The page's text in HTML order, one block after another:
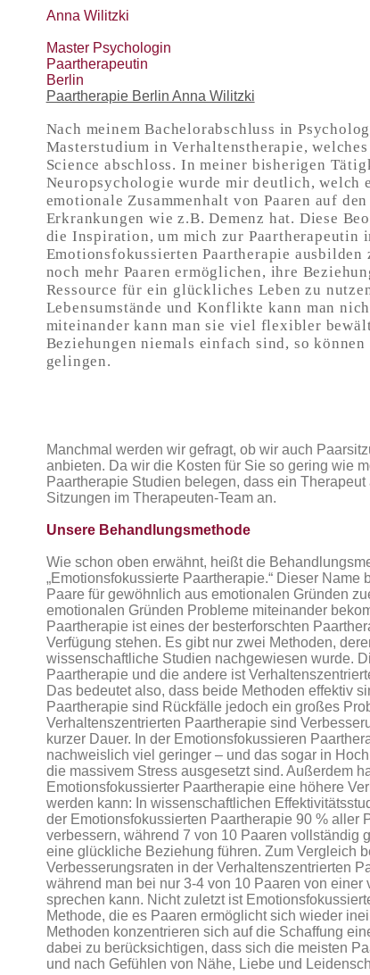
Anna Wilitzki
Master Psychologin
Paartherapeutin
Berlin
Paartherapie Berlin Anna Wilitzki
Nach meinem Bachelorabschluss in
Masterstudium in Verhaltenstherapie,
Science abschloss. In meiner bisherigen
Neuropsychologie wurde mir deutlich, welch
emotionale Zusammenhalt von Paaren auf
Erkrankungen wie z.B. Demenz hat. Diese
die Inspiration, um mich zur Paartherapeutin
Emotionsfokussierten Paartherapie ausbilden
noch mehr Paaren ermöglichen, ihre
Ressource für ein glückliches Leben zu
Lebensumstände und Konflikte kann man
miteinander kann man sie viel flexibler
Beziehungen niemals einfach sind, so
gelingen.
Manchmal werden wir gefragt, ob wir auch
anbieten. Da wir die Kosten für Sie so gering wie
Paartherapie Studien belegen, dass ein
Sitzungen im Therapeuten-Team an.
Unsere Behandlungsmethode
Wie schon oben erwähnt, heißt die
„Emotionsfokussierte Paartherapie.“ Dieser Name
Paare für gewöhnlich aus emotionalen Gründen
emotionalen Gründen Probleme miteinander
Paartherapie ist eines der besterforschten
Verfügung stehen. Es gibt nur zwei Methoden,
wissenschaftliche Studien nachgewiesen wurde.
Paartherapie und die andere ist
Das bedeutet also, dass beide Methoden effektiv
Paartherapie sind Rückfälle jedoch ein großes
Verhaltenszentrierten Paartherapie sind
kurzer Dauer. In der Emotionsfokussieren
nachweislich viel geringer – und das sogar in
die massivem Stress ausgesetzt sind. Außerdem
Emotionsfokussierter Paartherapie eine höhere
werden kann: In wissenschaftlichen
der Emotionsfokussierten Paartherapie 90 % aller
verbessern, während 7 von 10 Paaren vollständig
eine glückliche Beziehung führen. Zum Vergleich
Verbesserungsraten in der Verhaltenszentrierten
während man bei nur 3-4 von 10 Paaren von einer
sprechen kann. Nicht zuletzt ist
Methode, die es Paaren ermöglicht sich wieder
Methoden konzentrieren sich auf die Schaffung
dabei zu berücksichtigen, dass sich die meisten
und nach Gefühlen von Nähe, Liebe und